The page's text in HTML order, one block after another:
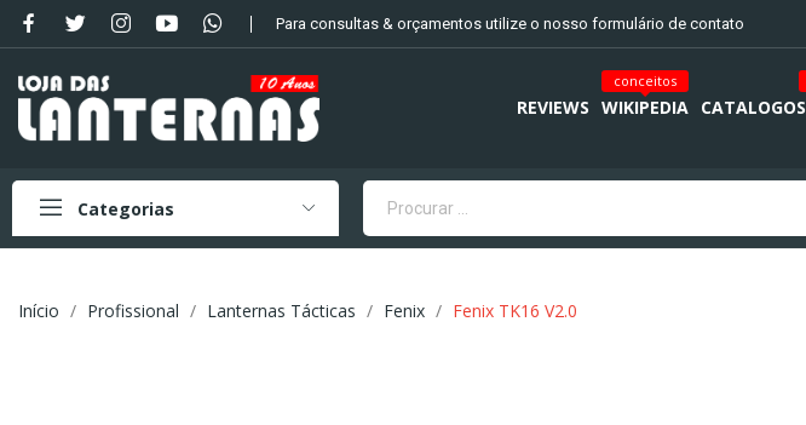
Para consultas & orçamentos utilize o nosso formulário de contato
REVIEWS WIKIPEDIA
conceitos
CATALOGOS
Categorias
Início Profissional Lanternas Tácticas Fenix Fenix TK16 V2.0